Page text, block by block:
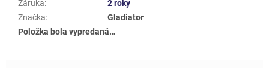
Záruka:
2 roky
Značka:
Gladiator
Položka bola vypredaná…